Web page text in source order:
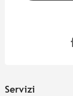
Servizi